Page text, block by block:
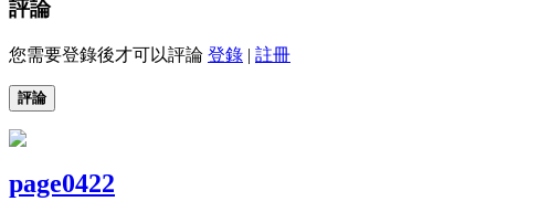
評論
您需要登錄後才可以評論 登錄 | 註冊
評論
page0422